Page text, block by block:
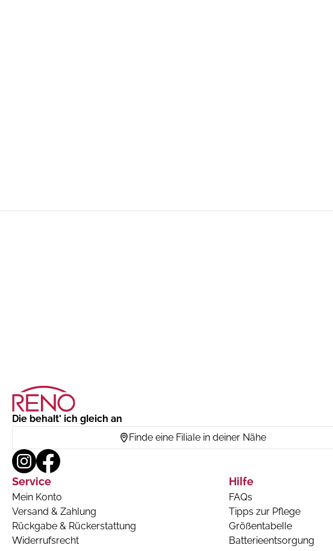
Die behalt' ich gleich an
Finde eine Filiale in deiner Nähe
Service
Mein Konto
Versand & Zahlung
Rückgabe & Rückerstattung
Widerrufsrecht
Hilfe
FAQs
Tipps zur Pflege
Größentabelle
Batterieentsorgung